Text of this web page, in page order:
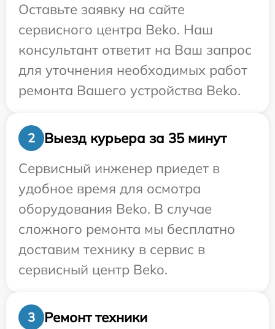
Оставьте заявку на сайте
сервисного центра Beko. Наш
консультант ответит на Ваш запрос
для уточнения необходимых работ
ремонта Вашего устройства Beko.
2
Выезд курьера за 35 минут
Сервисный инженер приедет в
удобное время для осмотра
оборудования Beko. В случае
сложного ремонта мы бесплатно
доставим технику в сервис в
сервисный центр Beko.
3
Ремонт техники